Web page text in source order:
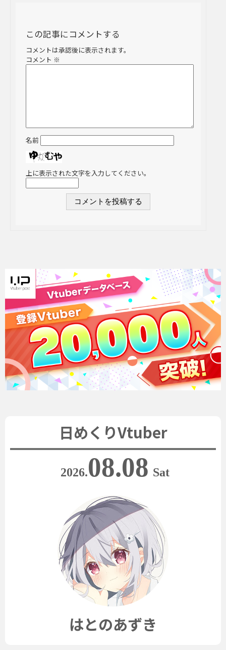
この記事にコメントする
コメントは承認後に表示されます。
コメント ※
名前
上に表示された文字を入力してください。
日めくりVtuber
2026.08.08 Sat
はとのあずき